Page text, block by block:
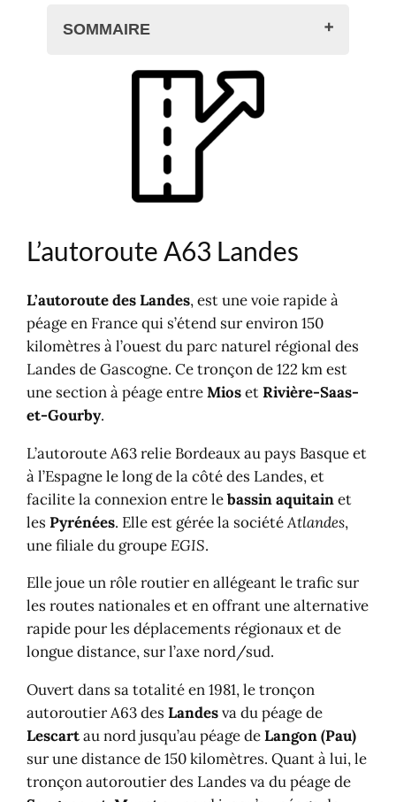
SOMMAIRE
L'autoroute A63 Landes
Cartes de l'autoroute A63 des Landes
Carte de l'A63 en France
Entrées, sorties et sites
touristiques
Carte interactive
Calculez le prix
Autres tarifs autoroutiers
Cartes autoroutières, atlas routier
Où dormir ?
Offre badge télépéage autoroute
Le réseau en France
Votre trajet sur autoroute
L’autoroute A63 Landes
L’autoroute des Landes, est une voie rapide à
péage en France qui s’étend sur environ 150
kilomètres à l’ouest du parc naturel régional des
Landes de Gascogne. Ce tronçon de 122 km est
une section à péage entreMiosetRivière-Saas-
et-Gourby.
L’autoroute A63 relie Bordeaux au pays Basque et
à l’Espagne le long de la côté des Landes, et
facilite la connexion entre lebassin aquitainet
lesPyrénées. Elle est gérée la sociétéAtlandes,
une filiale du groupeEGIS.
Elle joue un rôle routier en allégeant le trafic sur
les routes nationales et en offrant une alternative
rapide pour les déplacements régionaux et de
longue distance, sur l’axe nord/sud.
Ouvert dans sa totalité en 1981, le tronçon
autoroutier A63 desLandesva du péage de
Lescartau nord jusqu’au péage deLangon(Pau)
sur une distance de 150 kilomètres. Quant à lui, le
tronçon autoroutier des Landes va du péage de